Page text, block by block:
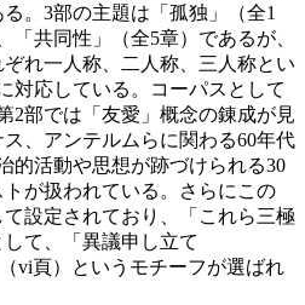
。3部の主題は「孤独」（全1
「共同性」（全5章）であるが、
れ一人称、二人称、三人称とい
対応している。コーパスとして
2部では「友愛」概念の錬成が見
ス、アンテルムらに関わる60年代
的活動や思想が跡づけられる30
が扱われている。さらにこの
て設定されており、「これら三極
て、「異議申し立て
（vi頁）というモチーフが選ばれ